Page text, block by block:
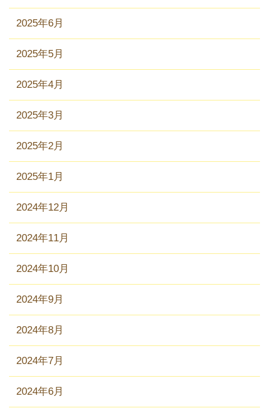
2025年6月
2025年5月
2025年4月
2025年3月
2025年2月
2025年1月
2024年12月
2024年11月
2024年10月
2024年9月
2024年8月
2024年7月
2024年6月